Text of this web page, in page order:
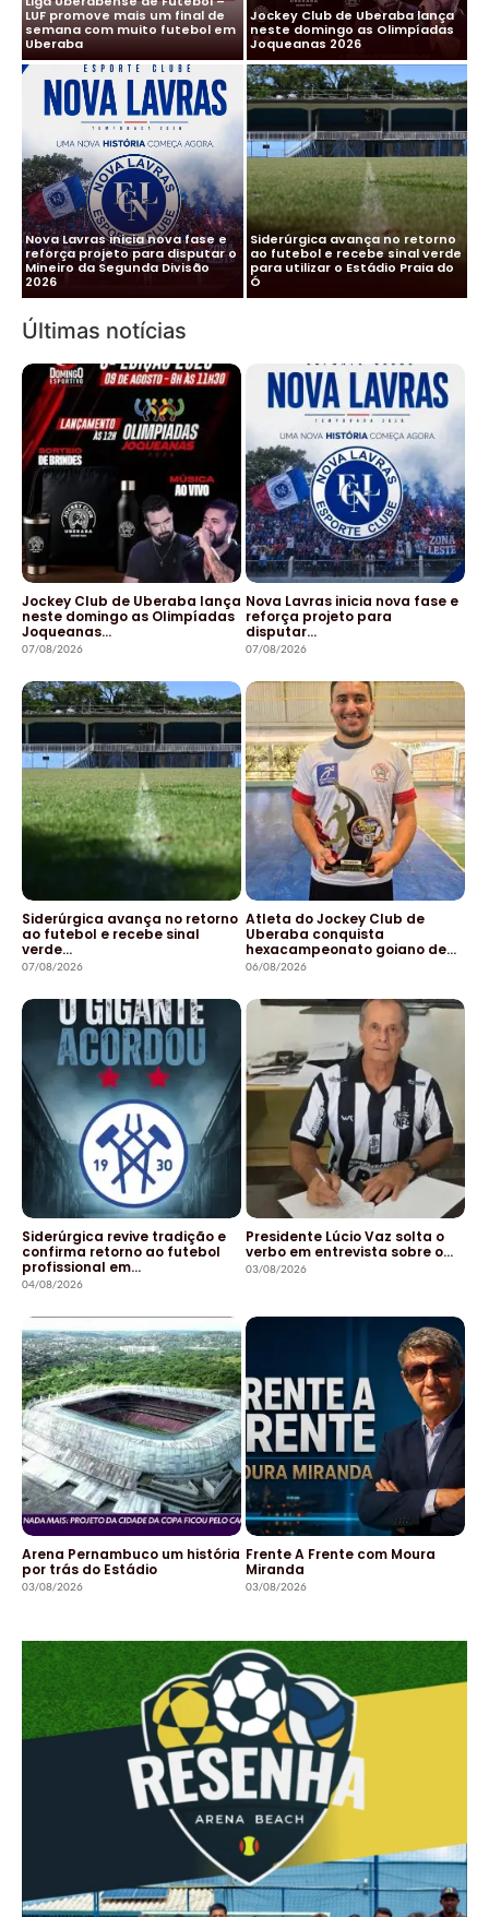
LUF promove mais um final de
semana com muito futebol em
Uberaba
Jockey Club de Uberaba lança
neste domingo as Olimpíadas
Joqueanas 2026
Nova Lavras inicia nova fase e
reforça projeto para disputar o
Mineiro da Segunda Divisão
2026
Siderúrgica avança no retorno
ao futebol e recebe sinal verde
para utilizar o Estádio Praia do
Ó
Últimas notícias
Jockey Club de Uberaba lança
neste domingo as Olimpíadas
Joqueanas…
07/08/2026
Nova Lavras inicia nova fase e
reforça projeto para
disputar…
07/08/2026
Siderúrgica avança no retorno
ao futebol e recebe sinal
verde…
07/08/2026
Atleta do Jockey Club de
Uberaba conquista
hexacampeonato goiano de…
06/08/2026
Siderúrgica revive tradição e
confirma retorno ao futebol
profissional em…
04/08/2026
Presidente Lúcio Vaz solta o
verbo em entrevista sobre o…
03/08/2026
Arena Pernambuco um história
por trás do Estádio
03/08/2026
Frente A Frente com Moura
Miranda
03/08/2026